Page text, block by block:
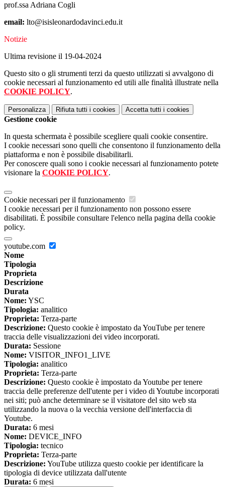
prof.ssa Adriana Cogli
email: lto@isisleonardodavinci.edu.it
Notizie
Ultima revisione il 19-04-2024
Questo sito o gli strumenti terzi da questo utilizzati si avvalgono di
cookie necessari al funzionamento ed utili alle finalità illustrate nella
COOKIE POLICY.
Personalizza Rifiuta tutti i cookies Accetta tutti i cookies
Gestione cookie
In questa schermata è possibile scegliere quali cookie consentire.
I cookie necessari sono quelli che consentono il funzionamento della
piattaforma e non è possibile disabilitarli.
Per conoscere quali sono i cookie necessari al funzionamento potete
visionare la COOKIE POLICY.
Cookie necessari per il funzionamento
I cookie necessari per il funzionamento non possono essere
disabilitati. È possibile consultare l'elenco nella pagina della cookie
policy.
youtube.com
Nome
Tipologia
Proprieta
Descrizione
Durata
Nome: YSC
Tipologia: analitico
Proprieta: Terza-parte
Descrizione: Questo cookie è impostato da YouTube per tenere
traccia delle visualizzazioni dei video incorporati.
Durata: Sessione
Nome: VISITOR_INFO1_LIVE
Tipologia: analitico
Proprieta: Terza-parte
Descrizione: Questo cookie è impostato da Youtube per tenere
traccia delle preferenze dell'utente per i video di Youtube incorporati
nei siti; può anche determinare se il visitatore del sito web sta
utilizzando la nuova o la vecchia versione dell'interfaccia di
Youtube.
Durata: 6 mesi
Nome: DEVICE_INFO
Tipologia: tecnico
Proprieta: Terza-parte
Descrizione: YouTube utilizza questo cookie per identificare la
tipologia di device utilizzata dall'utente
Durata: 6 mesi